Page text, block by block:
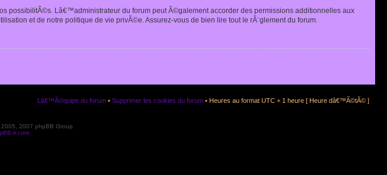
possibilitÃ©s. Lâ€™administrateur du forum peut Ã©galement accorder des permissions additionnelles aux
et de notre politique de vie privÃ©e. Assurez-vous de bien lire tout le rÃ¨glement du forum.
Lâ€™Ã©quipe du forum • Supprimer les cookies du forum • Heures au format UTC + 1 heure [ Heure dâ€™Ã©tÃ© ]
2007 phpBB Group
fr.com